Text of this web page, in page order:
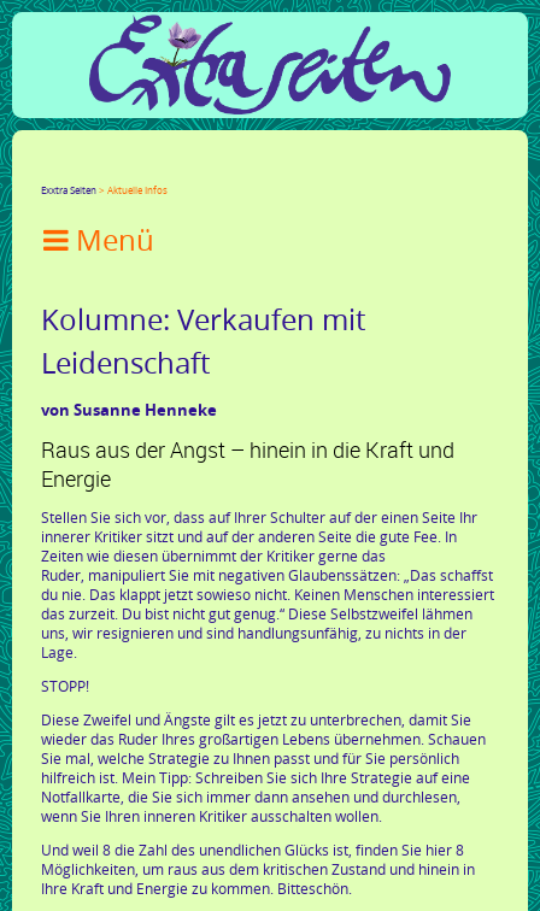
Exxtra Seiten Aktuelle Infos

Kolumne: Verkaufen mit
Leidenschaft
von Susanne Henneke
Raus aus der Angst – hinein in die Kraft und
Energie
Stellen Sie sich vor, dass auf Ihrer Schulter auf der einen Seite Ihr
innerer Kritiker sitzt und auf der anderen Seite die gute Fee. In
Zeiten wie diesen übernimmt der Kritiker gerne das
Ruder, manipuliert Sie mit negativen Glaubenssätzen: „Das schaffst
du nie. Das klappt jetzt sowieso nicht. Keinen Menschen interessiert
das zurzeit. Du bist nicht gut genug.“ Diese Selbstzweifel lähmen
uns, wir resignieren und sind handlungsunfähig, zu nichts in der
Lage.
STOPP!
Diese Zweifel und Ängste gilt es jetzt zu unterbrechen, damit Sie
wieder das Ruder Ihres großartigen Lebens übernehmen. Schauen
Sie mal, welche Strategie zu Ihnen passt und für Sie persönlich
hilfreich ist. Mein Tipp: Schreiben Sie sich Ihre Strategie auf eine
Notfallkarte, die Sie sich immer dann ansehen und durchlesen,
wenn Sie Ihren inneren Kritiker ausschalten wollen.
Und weil 8 die Zahl des unendlichen Glücks ist, finden Sie hier 8
Möglichkeiten, um raus aus dem kritischen Zustand und hinein in
Ihre Kraft und Energie zu kommen. Bitteschön.